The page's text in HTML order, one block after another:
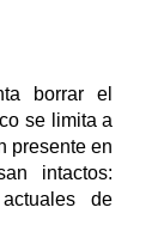
borrar el
se limita a
presente en
intactos:
de